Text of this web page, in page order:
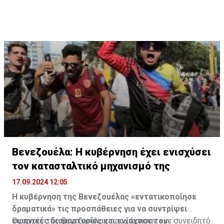
Βενεζουέλα: Η κυβέρνηση έχει ενισχύσει
τον κατασταλτικό μηχανισμό της
17.09.2024 12:05
Η κυβέρνηση της Βενεζουέλας «εντατικοποίησε
δραματικά» τις προσπάθειες για να συντρίψει
ειρηνικές διαμαρτυρίες και ενίσχυσε τον
Οι αρχές της Βενεζουέλας προχώρησαν «με συνειδητό